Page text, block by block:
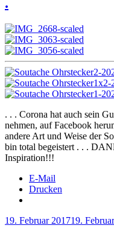
. . . Corona hat auch sein
nehmen, auf Facebook
andere Art und Weise der
bin total begeistert . . .
Inspiration!!!
E-Mail
Drucken
Veröffentlicht
19. Februar 201719.